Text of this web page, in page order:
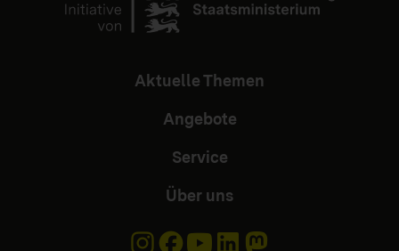
Aktuelle Themen
Angebote
Service
Über uns